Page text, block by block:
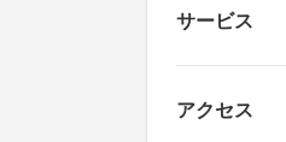
サービス
アクセス